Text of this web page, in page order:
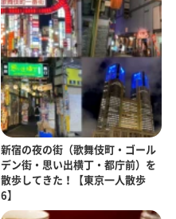
新宿の夜の街（歌舞伎町・ゴール
デン街・思い出横丁・都庁前）を
散歩してきた！【東京一人散歩
6】